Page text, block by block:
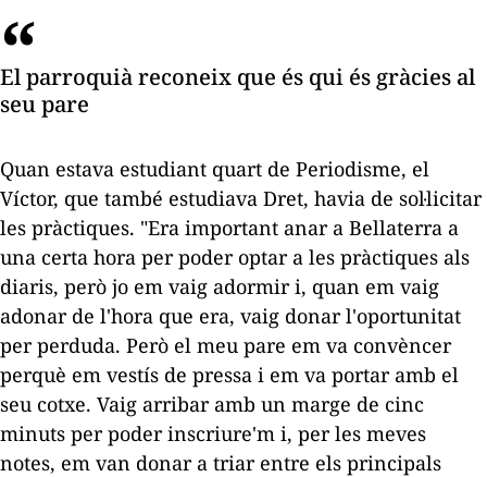
El parroquià reconeix que és qui és gràcies al
seu pare
Quan estava estudiant quart de Periodisme, el
Víctor, que també estudiava Dret, havia de sol·licitar
les pràctiques. "Era important anar a Bellaterra a
una certa hora per poder optar a les pràctiques als
diaris, però jo em vaig adormir i, quan em vaig
adonar de l'hora que era, vaig donar l'oportunitat
per perduda. Però el meu pare em va convèncer
perquè em vestís de pressa i em va portar amb el
seu cotxe. Vaig arribar amb un marge de cinc
minuts per poder inscriure'm i, per les meves
notes, em van donar a triar entre els principals